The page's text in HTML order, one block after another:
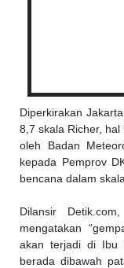
Diperkirakan
8,7 skala Richer,
oleh Badan
kepada Pemprov
bencana dalam
Dilansir
mengatakan
akan terjadi di Ibu
berada dibawah